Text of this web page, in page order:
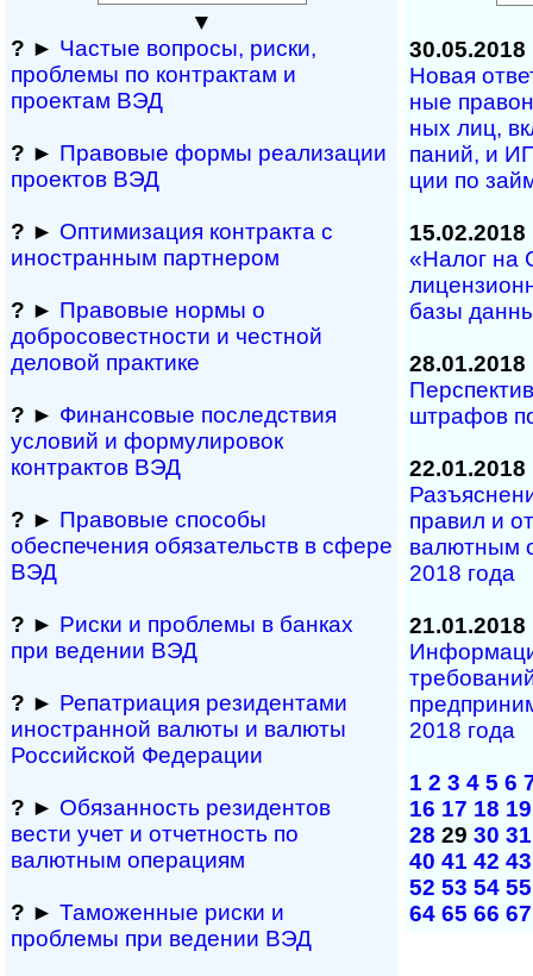
▼
? ► Частые вопросы, рис­ки,
проблемы по конт­рактам и
проектам ВЭД
? ► Правовые формы реализации
проектов ВЭД
? ► Оптимизация контракта с
иностранным партнером
? ► Правовые нормы о
добросовестности и чест­ной
деловой практике
? ► Финансовые последствия
условий и формулировок
контрактов ВЭД
? ► Правовые способы
обеспечения обяза­тельств в сфере
ВЭД
? ► Риски и проблемы в банках
при ведении ВЭД
? ► Репатриация ре­зи­ден­та­ми
иностранной ва­лю­ты и валюты
Рос­сий­ской Федерации
? ► Обязанность резиден­тов
вести учет и отчетность по
валютным операциям
? ► Таможенные риски и
проблемы при ведении ВЭД
30.05.2018
Новая
ные
ных лиц,
па­ний, и
ции по
15.02.2018
«Налог на
базы
28.01.2018
штрафов
22.01.2018
правил и
валютным
2018 года
21.01.2018
2018 года
1 2 3 4 5 6
16 17 18 19
28 29 30 31
40 41 42 43
52 53 54 55
64 65 66 67